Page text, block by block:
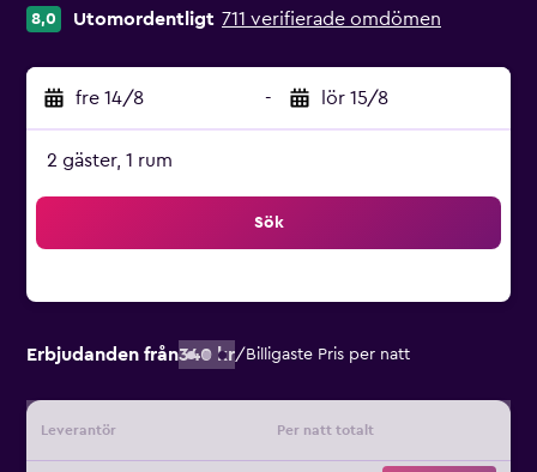
8,0 Utomordentligt 711 verifierade omdömen
fre 14/8 - lör 15/8
2 gäster, 1 rum
Sök
Erbjudanden från340 kr/ Billigaste Pris per natt
Leverantör Per natt totalt